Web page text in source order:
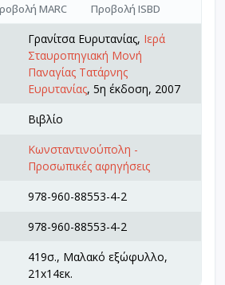
MARC Προβολή ISBD
Γρανίτσα Ευρυτανίας, Ιερά
Σταυροπηγιακή Μονή
Παναγίας Τατάρνης
Ευρυτανίας, 5η έκδοση, 2007
Βιβλίο
Κωνσταντινούπολη -
Προσωπικές αφηγήσεις
978-960-88553-4-2
978-960-88553-4-2
419σ., Μαλακό εξώφυλλο,
21x14εκ.